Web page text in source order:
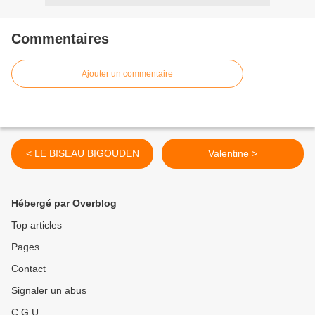
Commentaires
Ajouter un commentaire
< LE BISEAU BIGOUDEN Valentine >
Hébergé par Overblog
Top articles
Pages
Contact
Signaler un abus
C.G.U.